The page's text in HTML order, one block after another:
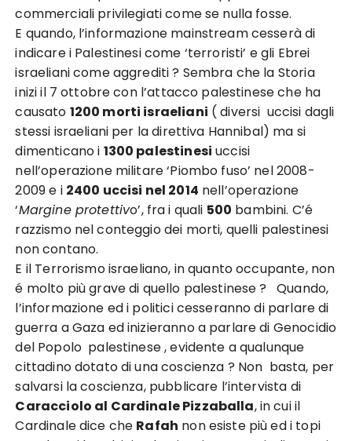
commerciali privilegiati come se nulla fosse.
E quando, l’informazione mainstream cesserà di
indicare i Palestinesi come ‘terroristi’ e gli Ebrei
israeliani come aggrediti ? Sembra che la Storia
inizi il 7 ottobre con l’attacco palestinese che ha
causato 1200 morti israeliani ( diversi uccisi dagli
stessi israeliani per la direttiva Hannibal) ma si
dimenticano i 1300 palestinesi uccisi
nell’operazione militare ‘Piombo fuso’ nel 2008-
2009 e i 2400 uccisi nel 2014 nell’operazione
‘Margine protettivo’, fra i quali 500 bambini. C’é
razzismo nel conteggio dei morti, quelli palestinesi
non contano.
E il Terrorismo israeliano, in quanto occupante, non
é molto più grave di quello palestinese ? Quando,
l’informazione ed i politici cesseranno di parlare di
guerra a Gaza ed inizieranno a parlare di Genocidio
del Popolo palestinese , evidente a qualunque
cittadino dotato di una coscienza ? Non basta, per
salvarsi la coscienza, pubblicare l’intervista di
Caracciolo al Cardinale Pizzaballa, in cui il
Cardinale dice che Rafah non esiste più ed i topi